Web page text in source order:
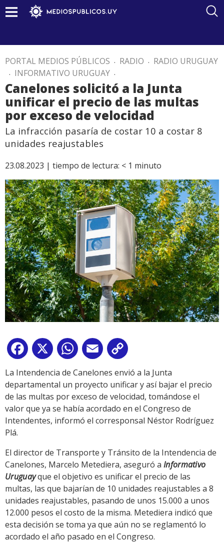
PORTAL MEDIOS PÚBLICOS . RADIO . RADIO URUGUAY
. INFORMATIVO URUGUAY .
Canelones solicitó a la Junta
unificar el precio de las multas
por exceso de velocidad
La infracción pasaría de costar 10 a costar 8
unidades reajustables
23.08.2023 | tiempo de lectura: < 1 minuto
Facebook
X WhatsApp
Email
Link
La Intendencia de Canelones envió a la Junta
departamental un proyecto unificar y así bajar el precio
de las multas por exceso de velocidad, tomándose el
valor que ya se había acordado en el Congreso de
Intendentes, informó el corresponsal Néstor Rodríguez
Plá.
El director de Transporte y Tránsito de la Intendencia de
Canelones, Marcelo Metediera, aseguró a Informativo
Uruguayque el objetivo es unificar el precio de las
multas, las que bajarían de 10 unidades reajustables a 8
unidades reajustables, pasando de unos 15.000 a unos
12.000 pesos el costo de la misma. Metediera indicó que
esta decisión se toma ya que aún no se reglamentó lo
acordado el año pasado en el Congreso.